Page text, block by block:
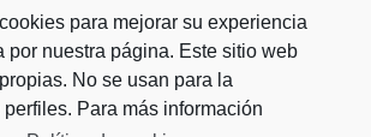
S.L.
C/H
La
para mejorar su experiencia
por nuestra página. Este sitio web
No se usan para la
Para más información